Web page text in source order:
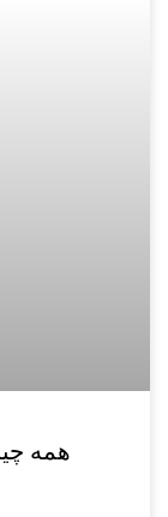
همه